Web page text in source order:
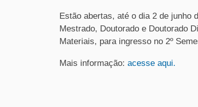
Estão abertas, até o dia 2 de junho
Mestrado, Doutorado e Doutorado
Materiais, para ingresso no 2º
Mais informação: acesse aqui.